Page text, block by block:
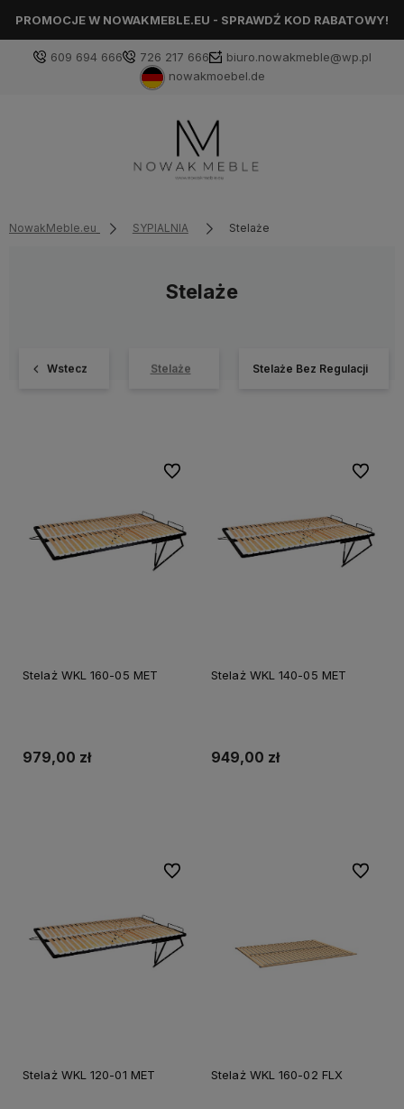
PROMOCJE W NOWAKMEBLE.EU - SPRAWDŹ KOD RABATOWY!
609 694 666 726 217 666
biuro.nowakmeble@wp.pl
nowakmoebel.de
NowakMeble.eu SYPIALNIA Stelaże
Stelaże
Wstecz Stelaże Stelaże Bez Regulacji
Stelaż WKL 160-05 MET
979,00 zł
Do ulubionych
Stelaż WKL 140-05 MET
949,00 zł
Do
Stelaż WKL 120-01 MET
Do ulubionych
Stelaż WKL 160-02 FLX
Do